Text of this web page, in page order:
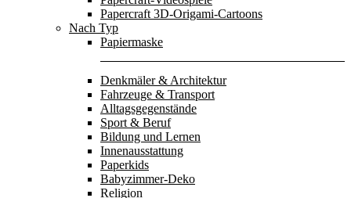
Papercraft 3D-Origami-Cartoons
Nach Typ
Papiermaske
Denkmäler & Architektur
Fahrzeuge & Transport
Alltagsgegenstände
Sport & Beruf
Bildung und Lernen
Innenausstattung
Paperkids
Babyzimmer-Deko
Religion